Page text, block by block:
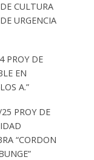
CULTURA
URGENCIA
PROY DE
EN
A.”
PROY DE
“CORDON